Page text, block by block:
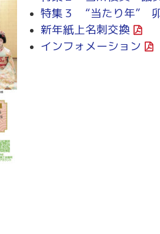
特集３ “当たり年”
新年紙上名刺交換
インフォメーション